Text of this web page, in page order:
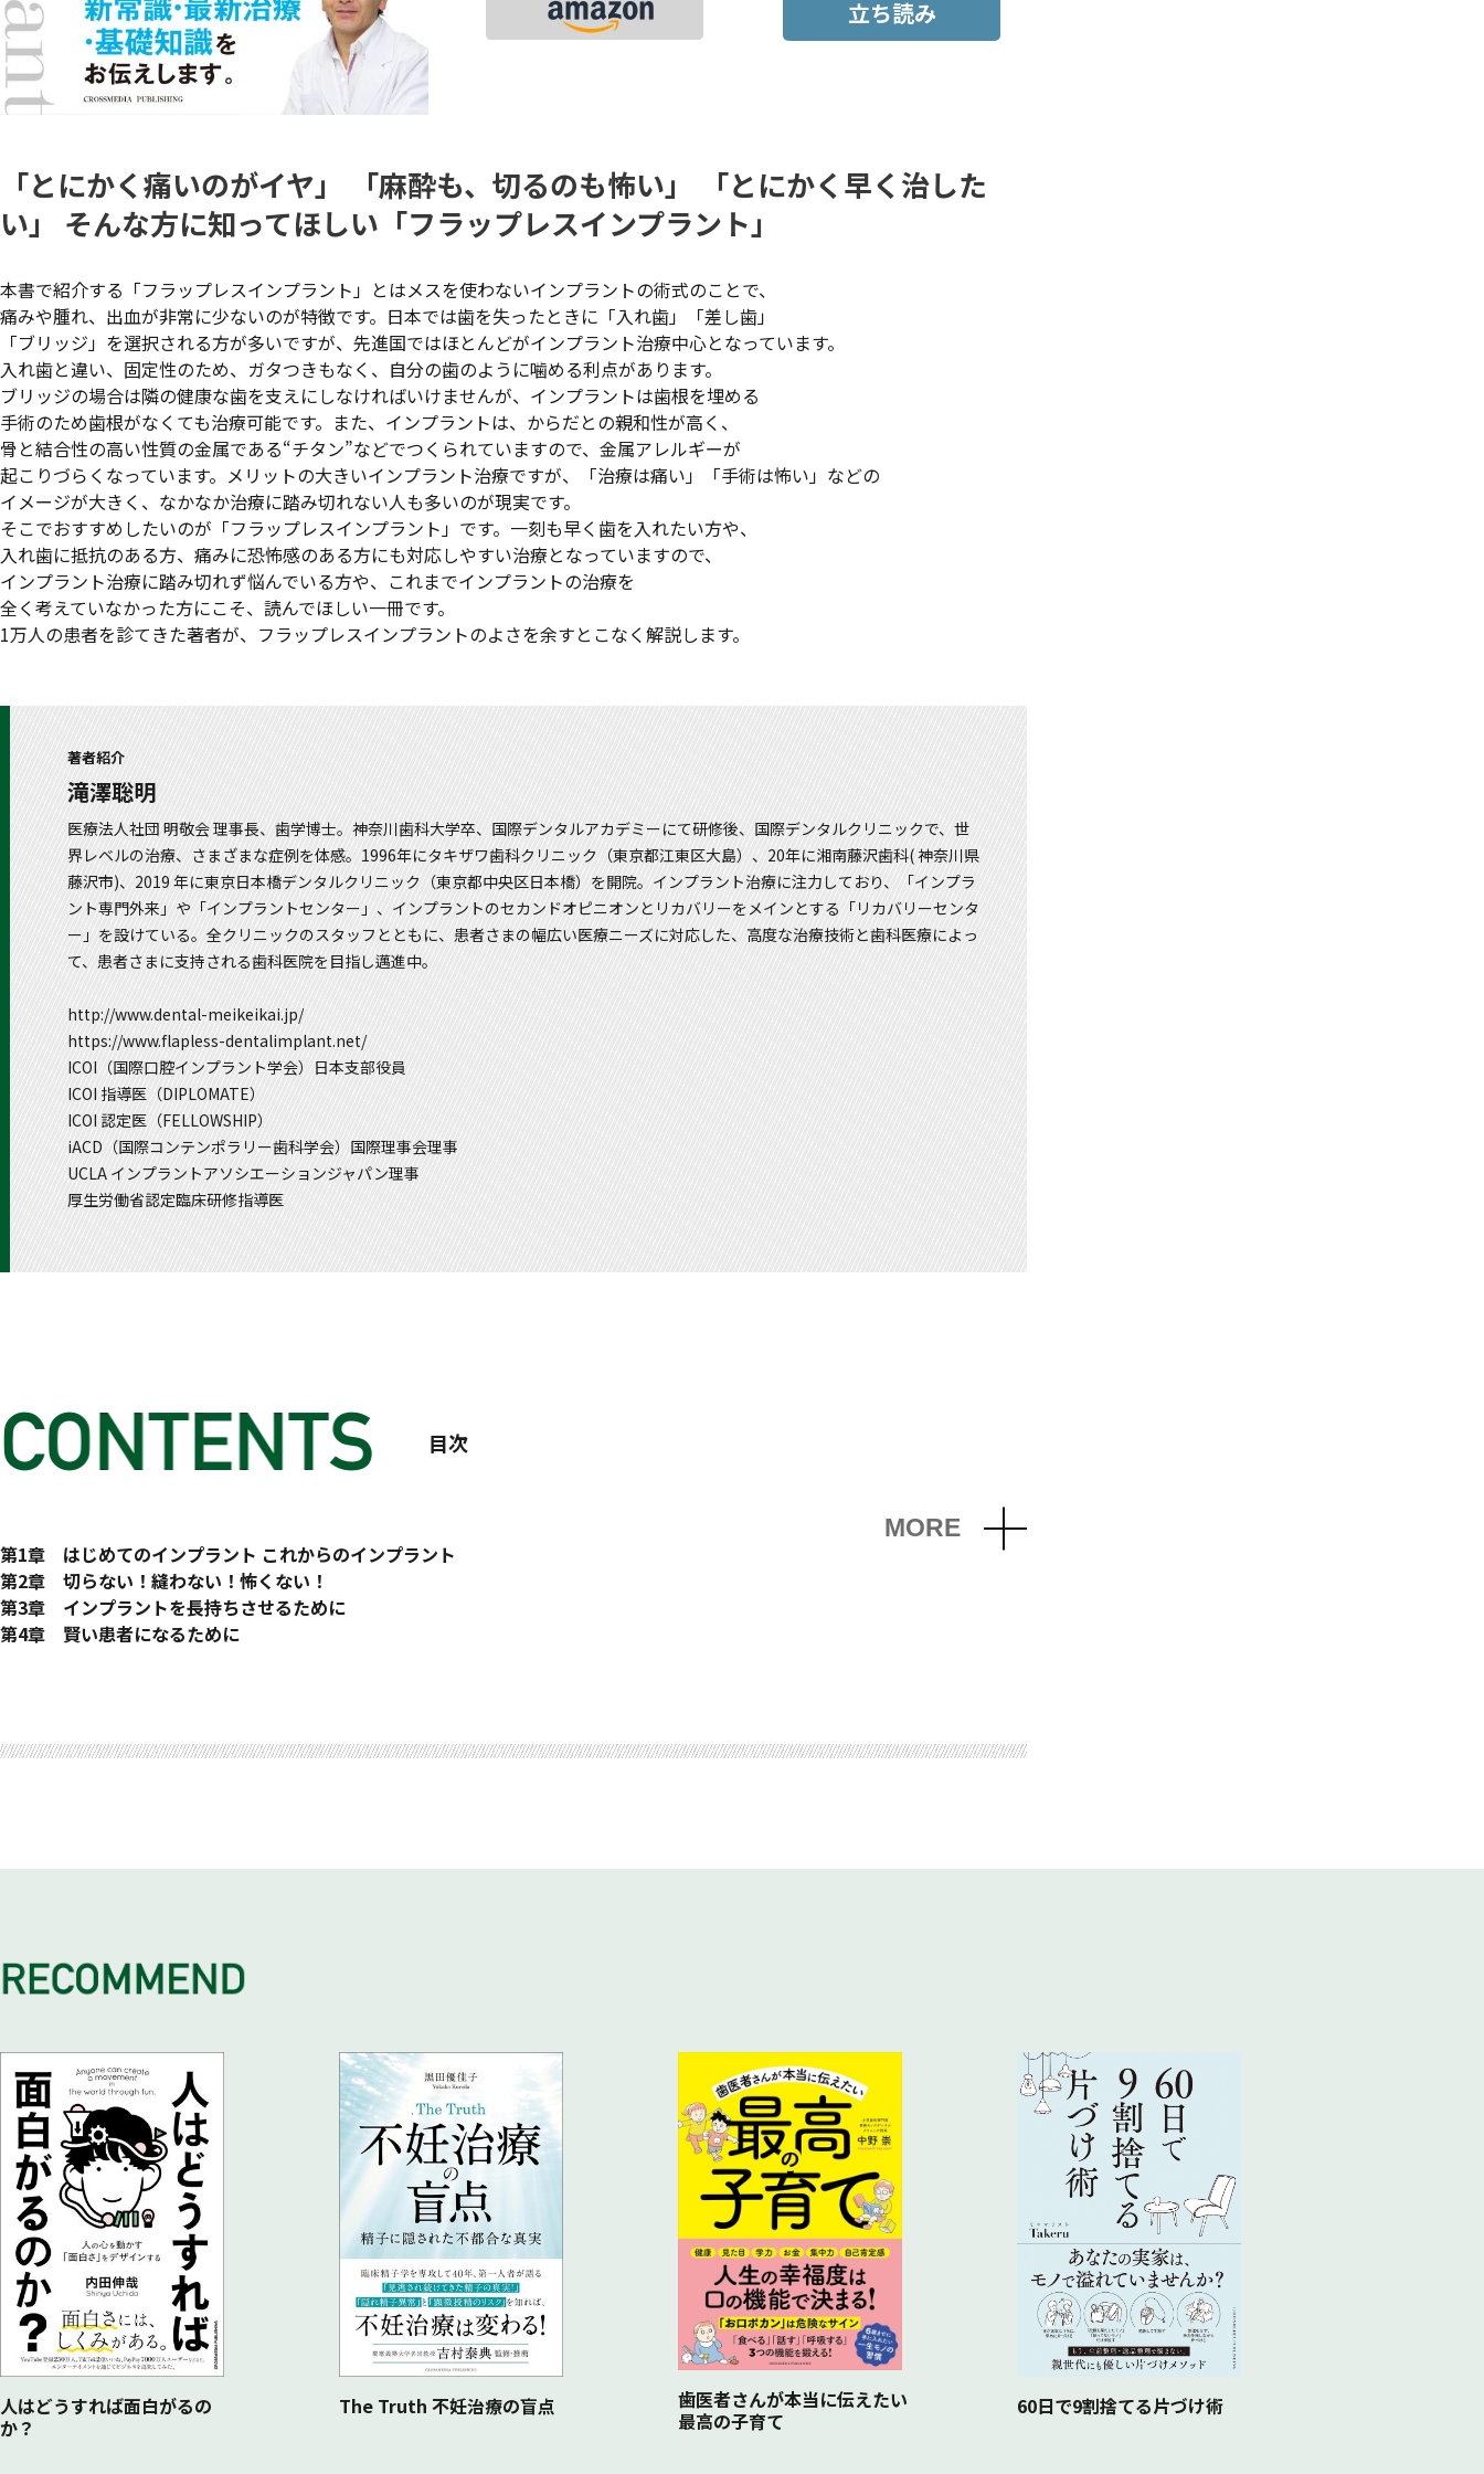
立ち読み
「とにかく痛いのがイヤ」 「麻酔も、切るのも怖い」 「とにかく早く治した
い」 そんな方に知ってほしい「フラップレスインプラント」
本書で紹介する「フラップレスインプラント」とはメスを使わないインプラントの術式のことで、
痛みや腫れ、出血が非常に少ないのが特徴です。日本では歯を失ったときに「入れ歯」「差し歯」
「ブリッジ」を選択される方が多いですが、先進国ではほとんどがインプラント治療中心となっています。
入れ歯と違い、固定性のため、ガタつきもなく、自分の歯のように噛める利点があります。
ブリッジの場合は隣の健康な歯を支えにしなければいけませんが、インプラントは歯根を埋める
手術のため歯根がなくても治療可能です。また、インプラントは、からだとの親和性が高く、
骨と結合性の高い性質の金属である“チタン”などでつくられていますので、金属アレルギーが
起こりづらくなっています。メリットの大きいインプラント治療ですが、「治療は痛い」「手術は怖い」などの
イメージが大きく、なかなか治療に踏み切れない人も多いのが現実です。
そこでおすすめしたいのが「フラップレスインプラント」です。一刻も早く歯を入れたい方や、
入れ歯に抵抗のある方、痛みに恐怖感のある方にも対応しやすい治療となっていますので、
インプラント治療に踏み切れず悩んでいる方や、これまでインプラントの治療を
全く考えていなかった方にこそ、読んでほしい一冊です。
1万人の患者を診てきた著者が、フラップレスインプラントのよさを余すとこなく解説します。
著者紹介
滝澤聡明
医療法人社団 明敬会 理事長、歯学博士。神奈川歯科大学卒、国際デンタルアカデミーにて研修後、国際デンタルクリニックで、世
界レベルの治療、さまざまな症例を体感。1996年にタキザワ歯科クリニック（東京都江東区大島）、20年に湘南藤沢歯科( 神奈川県
藤沢市)、2019 年に東京日本橋デンタルクリニック（東京都中央区日本橋）を開院。インプラント治療に注力しており、「インプラ
ント専門外来」や「インプラントセンター」、インプラントのセカンドオピニオンとリカバリーをメインとする「リカバリーセンタ
ー」を設けている。全クリニックのスタッフとともに、患者さまの幅広い医療ニーズに対応した、高度な治療技術と歯科医療によっ
て、患者さまに支持される歯科医院を目指し邁進中。
http://www.dental-meikeikai.jp/
https://www.flapless-dentalimplant.net/
ICOI（国際口腔インプラント学会）日本支部役員
ICOI 指導医（DIPLOMATE）
ICOI 認定医（FELLOWSHIP）
iACD（国際コンテンポラリー歯科学会）国際理事会理事
UCLA インプラントアソシエーションジャパン理事
厚生労働省認定臨床研修指導医
目次
MORE
痛くない、怖くない、インプラント治療を求めて
一刻も早くこれまでの日常を取り戻したい。
とにかく早く治したい！
更年期や病気の具合に合わせた治療はできますか？
はじめに
第1章 はじめてのインプラント これからのインプラント
Q インプラントってそもそもどんなものですか？
Q １本からでも、インプラントはできますか？
Q インプラントとブリッジってどう違うのですか？
Q インプラントの治療費はいくらかかるのですか？
Q インプラント体には、どのような種類があるのですか？
「即時荷重インプラント」
【スピード・インプラントメニュー3】
【スピード・インプラントメニュー4】
２回の手術が１回で済む
「１回法インプラント」
Q インプラント治療において、安全性が確保されているか心配です。
【セーフティ・インプラントメニュー 1】
切らない！縫わない！怖くない！
「フラップレスインプラント」
【セーフティ・インプラントメニュー ２】
綿密なシミュレーションを行う
「ガイドサージェリーインプラント」
【セーフティ・インプラントメニュー ３】
ドリルを使わない「骨拡大インプラント」
Q フルマウスインプラントについて、教えてください。
【フルマウス・インプラントメニュー１】
オールオン４インプラント
第2章 切らない！縫わない！怖くない！
フラップレスインプラント
「フラップレスインプラント」なら、切らずに治療できる！
Q 本当に痛くない治療はできますか？
Column 女性と歯
第3章 インプラントを長持ちさせるために
噛み合わせを大切に
－ナイトガードを利用する－
そもそも、なぜ歯がなくなる？
Column 歯を健康に保つための５か条
第4章 賢い患者になるために
知っておきたい医療費控除
事故・トラブルの防止策
人はどうすれば面白がるの
か？
The Truth 不妊治療の盲点
歯医者さんが本当に伝えたい
最高の子育て
60日で9割捨てる片づけ術